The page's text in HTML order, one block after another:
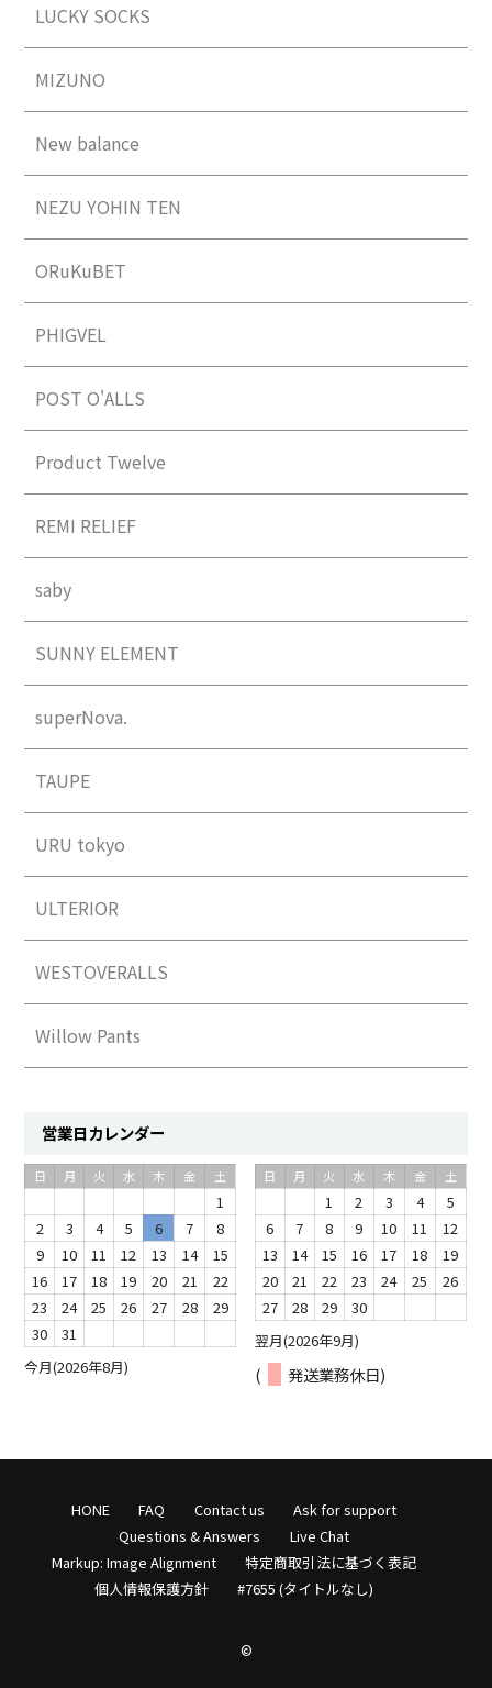
LUCKY SOCKS
MIZUNO
New balance
NEZU YOHIN TEN
ORuKuBET
PHIGVEL
POST O'ALLS
Product Twelve
REMI RELIEF
saby
SUNNY ELEMENT
superNova.
TAUPE
URU tokyo
ULTERIOR
WESTOVERALLS
Willow Pants
営業日カレンダー
今月(2026年8月)
日 月 火 水 木 金 土
1
2
3 4 5 6 7
8
9
10 11 12 13 14
15
16
17 18 19 20 21
22
23
24 25 26 27 28
29
30
31 翌月(2026年9月)
日 月 火 水 木 金 土
1 2 3 4
5
6
7 8 9 10 11
12
13
14 15 16 17 18
19
20
21 22 23 24 25
26
27
28 29 30
( 発送業務休日)
HONE FAQ Contact us
Ask for support
Questions & Answers
Live Chat
Markup: Image Alignment
特定商取引法に基づく表記
個人情報保護方針
#7655 (タイトルなし)
©